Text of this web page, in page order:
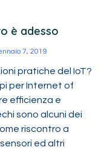
è adesso
7, 2019
pratiche del IoT?
per Internet of
efficienza e
sono alcuni dei
riscontro a
ed altri